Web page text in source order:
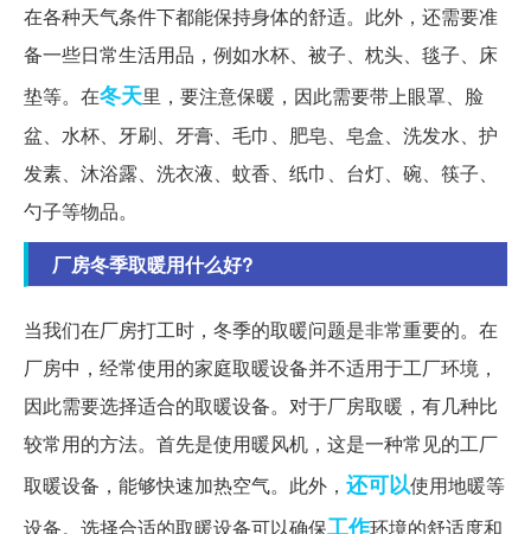
在各种天气条件下都能保持身体的舒适。此外，还需要准
备一些日常生活用品，例如水杯、被子、枕头、毯子、床
垫等。在冬天里，要注意保暖，因此需要带上眼罩、脸
盆、水杯、牙刷、牙膏、毛巾、肥皂、皂盒、洗发水、护
发素、沐浴露、洗衣液、蚊香、纸巾、台灯、碗、筷子、
勺子等物品。
厂房冬季取暖用什么好?
当我们在厂房打工时，冬季的取暖问题是非常重要的。在
厂房中，经常使用的家庭取暖设备并不适用于工厂环境，
因此需要选择适合的取暖设备。对于厂房取暖，有几种比
较常用的方法。首先是使用暖风机，这是一种常见的工厂
取暖设备，能够快速加热空气。此外， 还可以使用地暖等
设备。选择合适的取暖设备可以确保工作环境的舒适度和